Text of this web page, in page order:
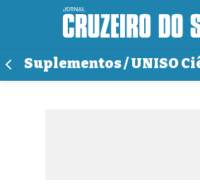
Suplementos / UNISO